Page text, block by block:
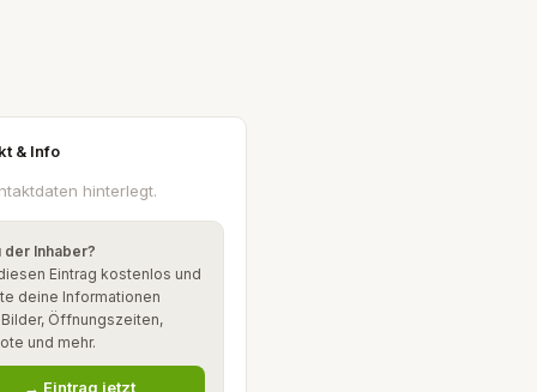
& Info
hinterlegt.
der Inhaber?
Eintrag kostenlos und
deine Informationen
Öffnungszeiten,
und mehr.
→ Eintrag jetzt